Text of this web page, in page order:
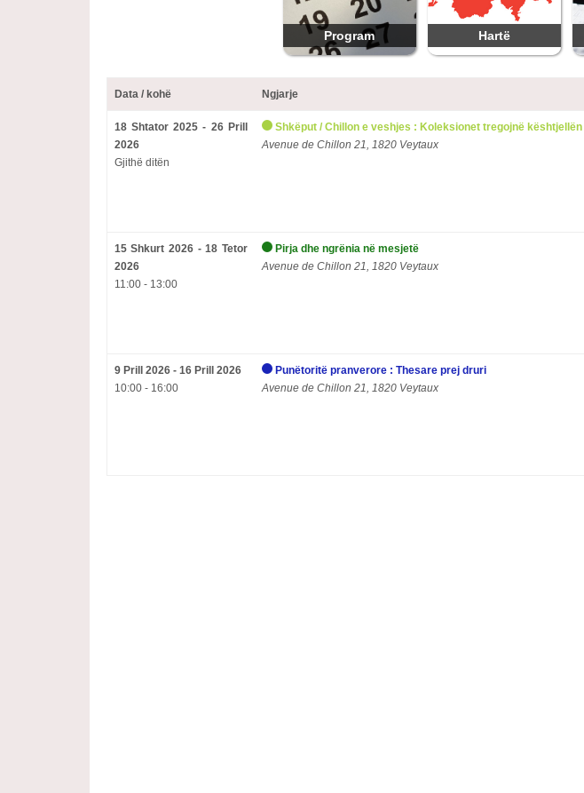
Program Hartë
Data / kohë Ngjarje
18 Shtator 2025 - 26 Prill
2026
Gjithë ditën
Shkëput / Chillon e veshjes : Koleksionet tregojnë kështjellën
Avenue de Chillon 21, 1820 Veytaux
15 Shkurt 2026 - 18 Tetor
2026
11:00 - 13:00
Pirja dhe ngrënia në mesjetë
Avenue de Chillon 21, 1820 Veytaux
9 Prill 2026 - 16 Prill 2026
10:00 - 16:00
Punëtoritë pranverore : Thesare prej druri
Avenue de Chillon 21, 1820 Veytaux